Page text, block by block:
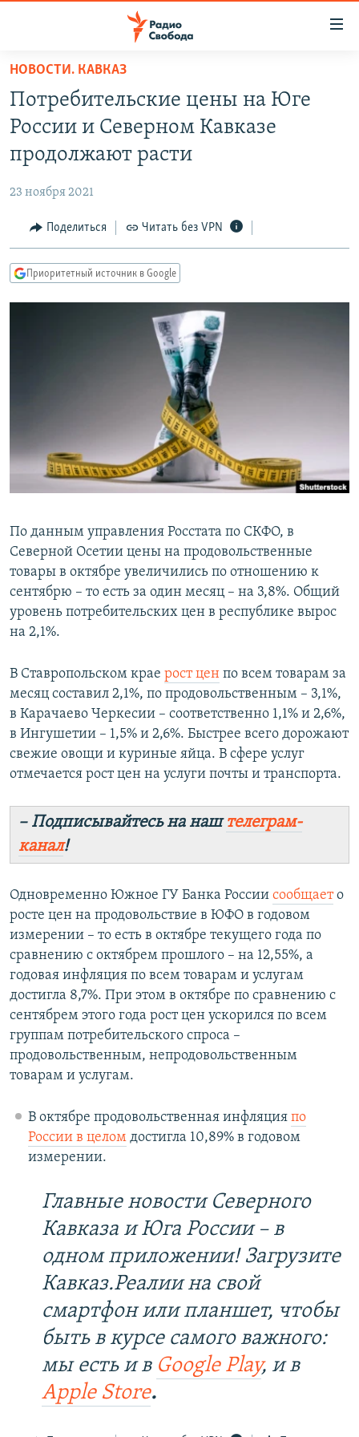
упрощенного
доступа
Вернуться
основному
Вернутся
Вернутся
ПРОГРАММЫ
ПОДКАСТЫ
АВТОРСКИЕ ПРОЕКТЫ
МНЕНИЯ
КУЛЬТУРА
КАВКАЗ.РЕАЛИИ
ПОДПИШИТЕСЬ НА РАССЫЛКУ
Все сайты РСЕ/РС
НОВОСТИ. КАВКАЗ
Потребительские цены на Юге
России и Северном Кавказе
продолжают расти
23 ноября 2021
Поделиться Читать без VPN
Приоритетный источник в Google
По данным управления Росстата по СКФО, в
Северной Осетии цены на продовольственные
товары в октябре увеличились по отношению к
сентябрю – то есть за один месяц – на 3,8%. Общий
уровень потребительских цен в республике вырос
на 2,1%.
В Ставропольском крае рост цен по всем товарам за
месяц составил 2,1%, по продовольственным – 3,1%,
в Карачаево Черкесии – соответственно 1,1% и 2,6%,
в Ингушетии – 1,5% и 2,6%. Быстрее всего дорожают
свежие овощи и куриные яйца. В сфере услуг
отмечается рост цен на услуги почты и транспорта.
– Подписывайтесь на наштелеграм-
канал!
Одновременно Южное ГУ Банка России сообщаето
росте цен на продовольствие в ЮФО в годовом
измерении – то есть в октябре текущего года по
сравнению с октябрем прошлого – на 12,55%, а
годовая инфляция по всем товарам и услугам
достигла 8,7%. При этом в октябре по сравнению с
сентябрем этого года рост цен ускорился по всем
группам потребительского спроса –
продовольственным, непродовольственным
товарам и услугам.
В октябре продовольственная инфляция по
России в целомдостигла 10,89% в годовом
измерении.
Главные новости Северного
Кавказа и Юга России – в
одном приложении! Загрузите
Кавказ.Реалии на свой
смартфон или планшет, чтобы
быть в курсе самого важного:
мы есть и в Google Play, и в
Apple Store.